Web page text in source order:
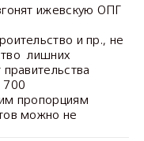
ижевскую ОПГ
и пр., не
лишних
700
пропорциям
можно не